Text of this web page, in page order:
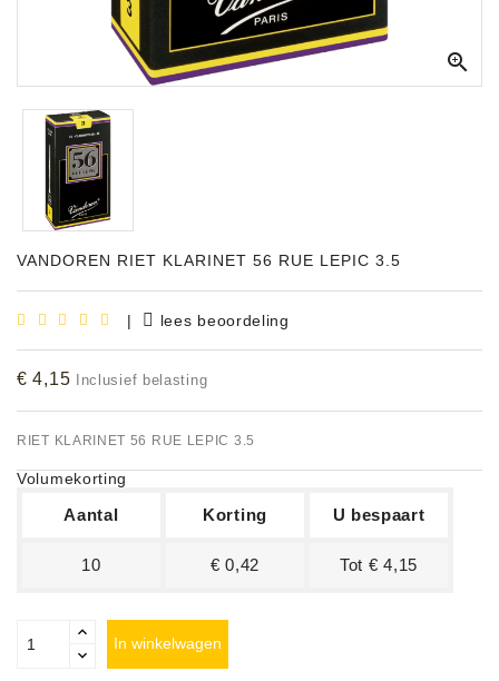
Slaginstrumenten
Versterking
Instrumenten
Celtic
Instruments
Bladmuziek
Accessoires
DEMO
OPRUIMING
CLINICS

VANDOREN RIET KLARINET 56 RUE LEPIC 3.5
| lees beoordeling
€ 4,15 Inclusief belasting
RIET KLARINET 56 RUE LEPIC 3.5
Volumekorting
Aantal Korting U bespaart
10 € 0,42 Tot € 4,15
In winkelwagen